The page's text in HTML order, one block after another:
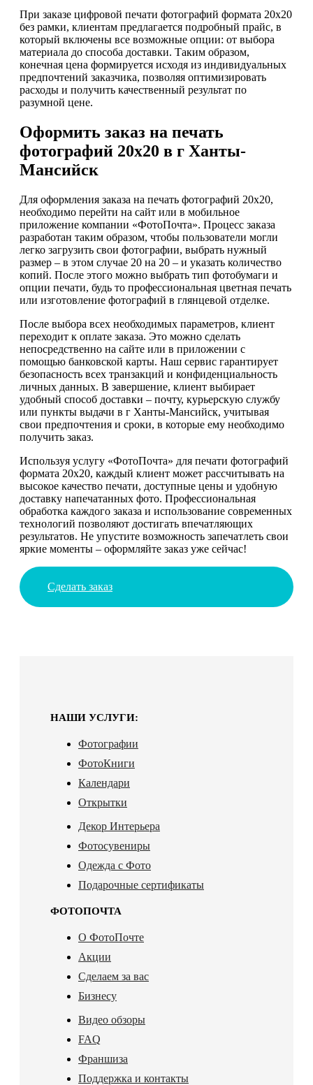
При заказе цифровой печати фотографий формата 20х20
без рамки, клиентам предлагается подробный прайс, в
который включены все возможные опции: от выбора
материала до способа доставки. Таким образом,
конечная цена формируется исходя из индивидуальных
предпочтений заказчика, позволяя оптимизировать
расходы и получить качественный результат по
разумной цене.
Оформить заказ на печать
фотографий 20х20 в г Ханты-
Мансийск
Для оформления заказа на печать фотографий 20х20,
необходимо перейти на сайт или в мобильное
приложение компании «ФотоПочта». Процесс заказа
разработан таким образом, чтобы пользователи могли
легко загрузить свои фотографии, выбрать нужный
размер – в этом случае 20 на 20 – и указать количество
копий. После этого можно выбрать тип фотобумаги и
опции печати, будь то профессиональная цветная печать
или изготовление фотографий в глянцевой отделке.
После выбора всех необходимых параметров, клиент
переходит к оплате заказа. Это можно сделать
непосредственно на сайте или в приложении с
помощью банковской карты. Наш сервис гарантирует
безопасность всех транзакций и конфиденциальность
личных данных. В завершение, клиент выбирает
удобный способ доставки – почту, курьерскую службу
или пункты выдачи в г Ханты-Мансийск, учитывая
свои предпочтения и сроки, в которые ему необходимо
получить заказ.
Используя услугу «ФотоПочта» для печати фотографий
формата 20х20, каждый клиент может рассчитывать на
высокое качество печати, доступные цены и удобную
доставку напечатанных фото. Профессиональная
обработка каждого заказа и использование современных
технологий позволяют достигать впечатляющих
результатов. Не упустите возможность запечатлеть свои
яркие моменты – оформляйте заказ уже сейчас!
Сделать заказ
НАШИ УСЛУГИ:
Фотографии
ФотоКниги
Календари
Открытки
Декор Интерьера
Фотосувениры
Одежда с Фото
Подарочные сертификаты
ФОТОПОЧТА
О ФотоПочте
Акции
Сделаем за вас
Бизнесу
Видео обзоры
FAQ
Франшиза
Поддержка и контакты